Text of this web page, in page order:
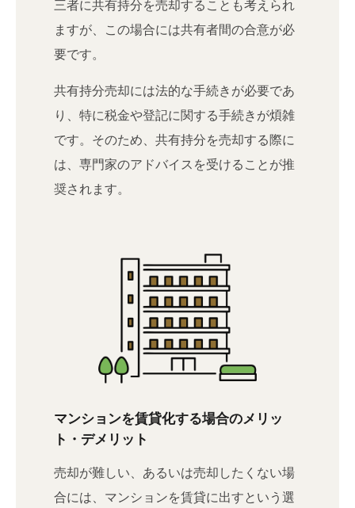
三者に共有持分を売却することも考えられ
ますが、この場合には共有者間の合意が必
要です。
共有持分売却には法的な手続きが必要であ
り、特に税金や登記に関する手続きが煩雑
です。そのため、共有持分を売却する際に
は、専門家のアドバイスを受けることが推
奨されます。
マンションを賃貸化する場合のメリッ
ト・デメリット
売却が難しい、あるいは売却したくない場
合には、マンションを賃貸に出すという選